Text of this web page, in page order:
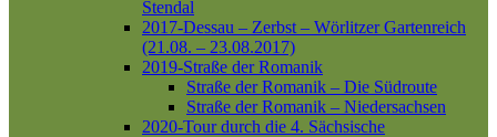
Stendal
2017-Dessau – Zerbst – Wörlitzer Gartenreich
(21.08. – 23.08.2017)
2019-Straße der Romanik
Straße der Romanik – Die Südroute
Straße der Romanik – Niedersachsen
2020-Tour durch die 4. Sächsische